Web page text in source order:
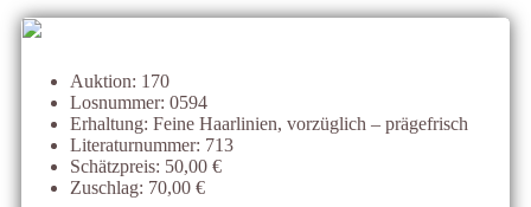
Auktion: 170
Losnummer: 0594
Erhaltung: Feine Haarlinien, vorzüglich – prägefrisch
Literaturnummer: 713
Schätzpreis: 50,00 €
Zuschlag: 70,00 €